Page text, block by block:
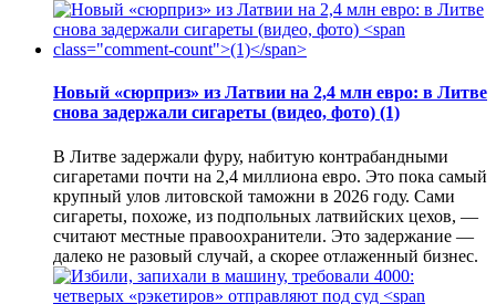
Новый «сюрприз» из Латвии на 2,4 млн евро: в Литве
снова задержали сигареты (видео, фото) (1)
В Литве задержали фуру, набитую контрабандными
сигаретами почти на 2,4 миллиона евро. Это пока самый
крупный улов литовской таможни в 2026 году. Сами
сигареты, похоже, из подпольных латвийских цехов, —
считают местные правоохранители. Это задержание —
далеко не разовый случай, а скорее отлаженный бизнес.